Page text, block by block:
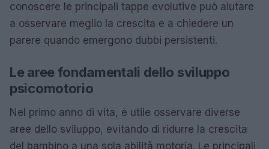
conoscere le principali tappe evolutive può aiutare
a osservare meglio la crescita e a chiedere un
parere quando emergono dubbi persistenti.
Le aree fondamentali dello sviluppo
psicomotorio
Nel primo anno di vita, è utile osservare diverse
aree dello sviluppo, evitando di ridurre la crescita
del bambino a una sola abilità motoria. Le principali